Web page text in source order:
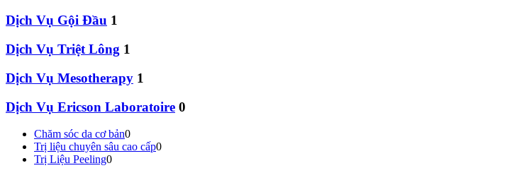
Dịch Vụ Gội Đầu 1
Dịch Vụ Triệt Lông 1
Dịch Vụ Mesotherapy 1
Dịch Vụ Ericson Laboratoire 0
Chăm sóc da cơ bản0
Trị liệu chuyên sâu cao cấp0
Trị Liệu Peeling0